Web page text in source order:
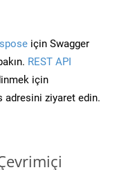
için Swagger
REST API
için
ziyaret edin.